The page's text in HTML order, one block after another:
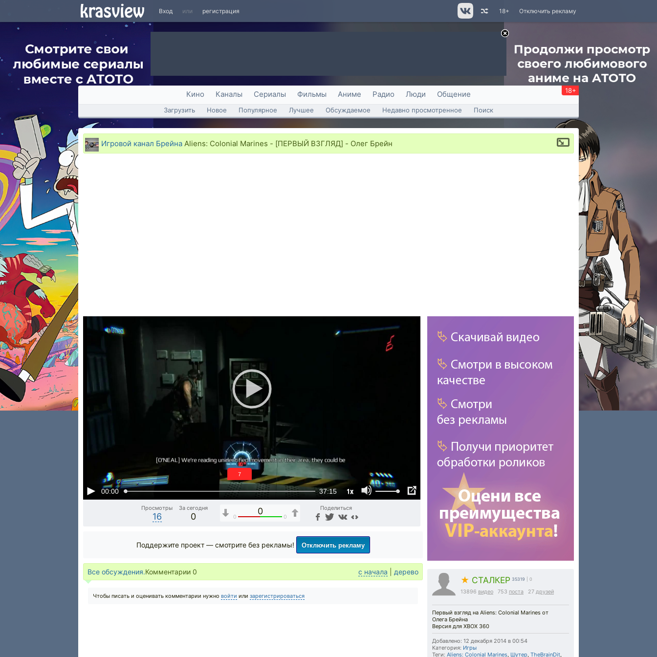
Вход или регистрация Отключить рекламу
18+
Кино Каналы Сериалы Фильмы Аниме Радио Люди Общение 18+
Загрузить Новое Популярное Лучшее Обсуждаемое Недавно просмотренное Поиск
Игровой канал Брейна Aliens: Colonial Marines - [ПЕРВЫЙ ВЗГЛЯД] - Олег Брейн
00:00 37:15 1x
6
Просмотры
16
За сегодня
0
0
0 0
Поделиться
★ СТАЛКЕР 35319 | 0
13896 видео 753 поста 27 друзей
Первый взгляд на Aliens: Colonial Marines от
Олега Брейна
Версия для XBOX 360
Добавлено: 12 декабря 2014 в 00:54
Категория: Игры
Теги: Aliens: Colonial Marines, Шутер, TheBrainDit,
Поддержите проект — смотрите без рекламы! Отключить рекламу
Все обсуждения.Комментарии 0 с начала дерево
Чтобы писать и оценивать комментарии нужно войти или зарегистрироваться